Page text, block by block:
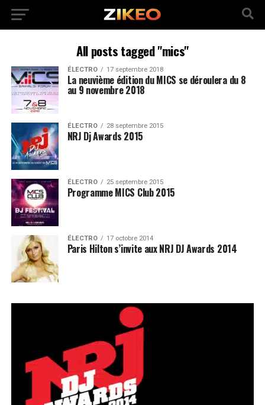
All posts tagged "mics"
ÉLECTRO 17 septembre 2018
La neuvième édition du MICS se déroulera du 8
au 9 novembre 2018
ÉLECTRO 28 septembre 2015
NRJ Dj Awards 2015
ÉLECTRO 25 septembre 2015
Programme MICS Club 2015
ÉLECTRO 17 octobre 2014
Paris Hilton s’invite aux NRJ DJ Awards 2014